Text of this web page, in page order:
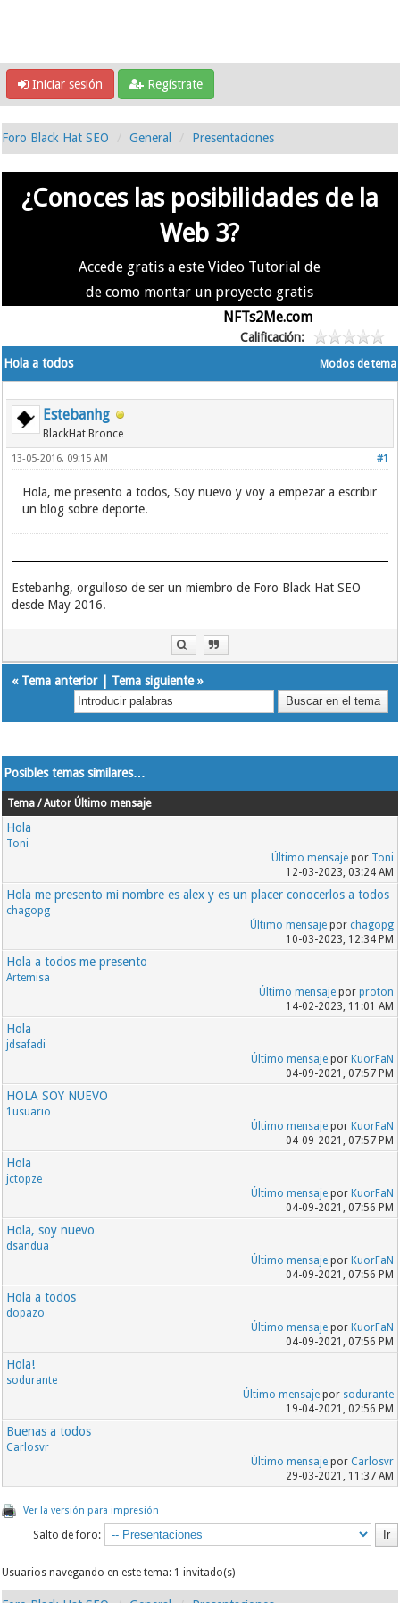
Iniciar sesión Regístrate
Foro Black Hat SEO General Presentaciones
¿Conoces las posibilidades de la
Web 3?
Accede gratis a este Video Tutorial de
de como montar un proyecto gratis
NFTs2Me.com
Calificación:
Modos de tema
Hola a todos
Estebanhg
BlackHat Bronce
#1
13-05-2016, 09:15 AM
Hola, me presento a todos, Soy nuevo y voy a empezar a escribir
un blog sobre deporte.
Estebanhg, orgulloso de ser un miembro de Foro Black Hat SEO
desde May 2016.
« Tema anterior| Tema siguiente»
Posibles temas similares…
Tema / Autor Último mensaje
Hola
Toni
Último mensajepor Toni
12-03-2023, 03:24 AM
Hola me presento mi nombre es alex y es un placer conocerlos a todos
chagopg
Último mensajepor chagopg
10-03-2023, 12:34 PM
Hola a todos me presento
Artemisa
Último mensajepor proton
14-02-2023, 11:01 AM
Hola
jdsafadi
Último mensajepor KuorFaN
04-09-2021, 07:57 PM
HOLA SOY NUEVO
1usuario
Último mensajepor KuorFaN
04-09-2021, 07:57 PM
Hola
jctopze
Último mensajepor KuorFaN
04-09-2021, 07:56 PM
Hola, soy nuevo
dsandua
Último mensajepor KuorFaN
04-09-2021, 07:56 PM
Hola a todos
dopazo
Último mensajepor KuorFaN
04-09-2021, 07:56 PM
Hola!
sodurante
Último mensajepor sodurante
19-04-2021, 02:56 PM
Buenas a todos
Carlosvr
Último mensajepor Carlosvr
29-03-2021, 11:37 AM
Ver la versión para impresión
Salto de foro:
Usuarios navegando en este tema: 1 invitado(s)